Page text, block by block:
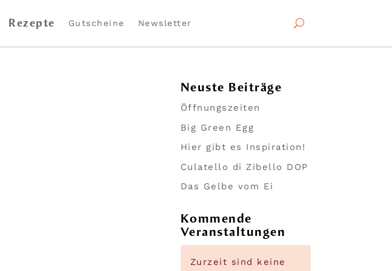
Rezepte Gutscheine Newsletter
Neuste Beiträge
Öffnungszeiten
Big Green Egg
Hier gibt es Inspiration!
Culatello di Zibello DOP
Das Gelbe vom Ei
Kommende
Veranstaltungen
Zurzeit sind keine